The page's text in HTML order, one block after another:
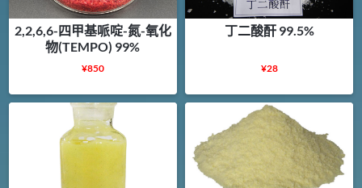
2,2,6,6-四甲基哌啶-氮-氧化
物(TEMPO) 99%
¥850
丁二酸酐 99.5%
¥28